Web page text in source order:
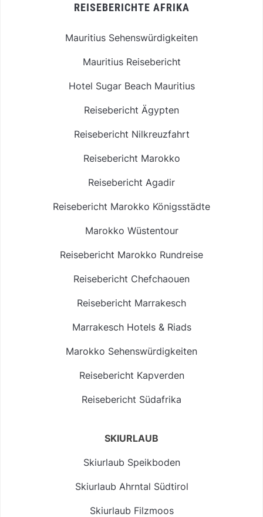
REISEBERICHTE AFRIKA
Mauritius Sehenswürdigkeiten
Mauritius Reisebericht
Hotel Sugar Beach Mauritius
Reisebericht Ägypten
Reisebericht Nilkreuzfahrt
Reisebericht Marokko
Reisebericht Agadir
Reisebericht Marokko Königsstädte
Marokko Wüstentour
Reisebericht Marokko Rundreise
Reisebericht Chefchaouen
Reisebericht Marrakesch
Marrakesch Hotels & Riads
Marokko Sehenswürdigkeiten
Reisebericht Kapverden
Reisebericht Südafrika
SKIURLAUB
Skiurlaub Speikboden
Skiurlaub Ahrntal Südtirol
Skiurlaub Filzmoos